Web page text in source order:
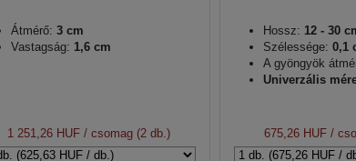
Átmérő: 3 cm
Vastagság: 1,6 cm
1 251,26 HUF/ csomag (2 db.)
Hossz: 12 - 30
Szélessége: 0,1
A gyöngyök
Univerzális
675,26 HUF /